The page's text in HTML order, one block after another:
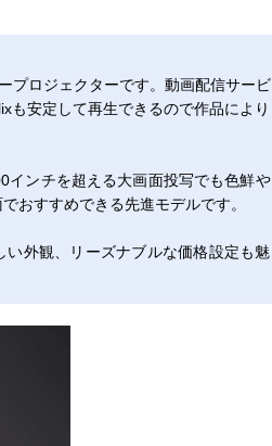
プロジェクターです。動画配信サービ
も安定して再生できるので作品により
インチを超える大画面投写でも色鮮や
おすすめできる先進モデルです。
外観、リーズナブルな価格設定も魅